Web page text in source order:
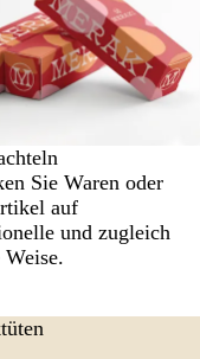
Sie Waren oder
auf
und zugleich